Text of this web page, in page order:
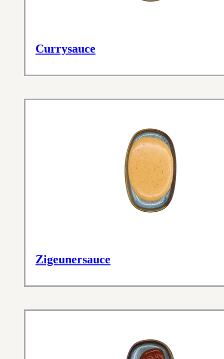
Currysauce
Zigeunersauce